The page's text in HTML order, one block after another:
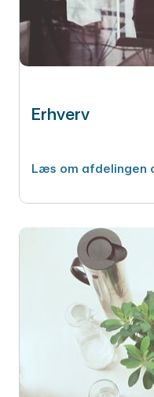
Erhverv
Læs om afdelingen